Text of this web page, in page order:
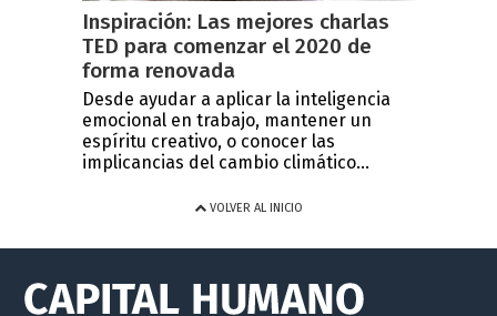
Inspiración: Las mejores charlas
TED para comenzar el 2020 de
forma renovada
Desde ayudar a aplicar la inteligencia
emocional en trabajo, mantener un
espíritu creativo, o conocer las
implicancias del cambio climático...
VOLVER AL INICIO